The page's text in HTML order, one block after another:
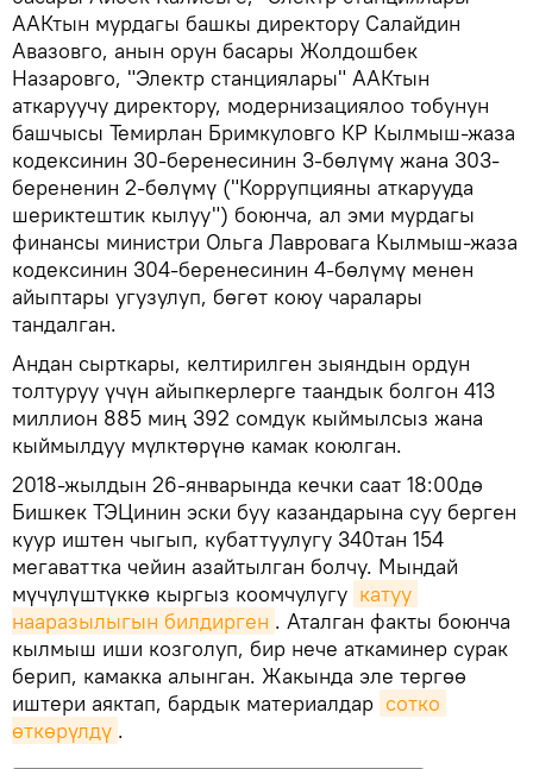
ААКтын мурдагы башкы директору Салайдин
Авазовго, анын орун басары Жолдошбек
Назаровго, "Электр станциялары" ААКтын
аткаруучу директору, модернизациялоо тобунун
башчысы Темирлан Бримкуловго КР Кылмыш-жаза
кодексинин 30-беренесинин 3-бөлүмү жана 303-
берененин 2-бөлүмү ("Коррупцияны аткарууда
шериктештик кылуу") боюнча, ал эми мурдагы
финансы министри Ольга Лавровага Кылмыш-жаза
кодексинин 304-беренесинин 4-бөлүмү менен
айыптары угузулуп, бөгөт коюу чаралары
тандалган.
Андан сырткары, келтирилген зыяндын ордун
толтуруу үчүн айыпкерлерге таандык болгон 413
миллион 885 миң 392 сомдук кыймылсыз жана
кыймылдуу мүлктөрүнө камак коюлган.
2018-жылдын 26-январында кечки саат 18:00дө
Бишкек ТЭЦинин эски буу казандарына суу берген
куур иштен чыгып, кубаттуулугу 340тан 154
мегаваттка чейин азайтылган болчу. Мындай
мүчүлүштүккө кыргыз коомчулугу катуу
нааразылыгын билдирген . Аталган факты боюнча
кылмыш иши козголуп, бир нече аткаминер сурак
берип, камакка алынган. Жакында эле тергөө
иштери аяктап, бардык материалдар сотко
өткөрүлдү .